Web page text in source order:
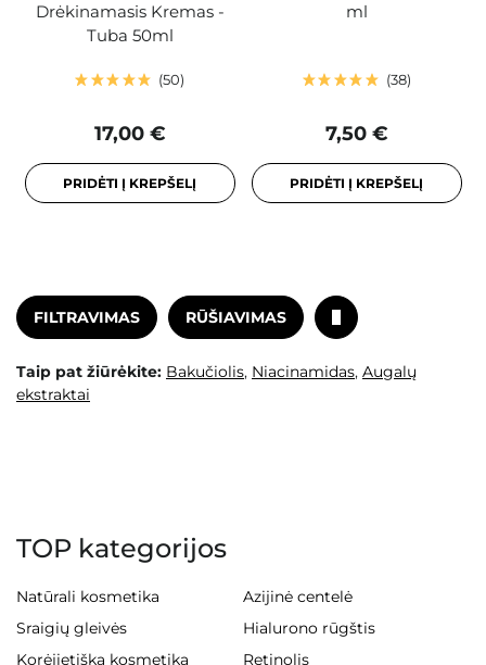
Drėkinamasis Kremas -
Tuba 50ml
50
17,00 €
PRIDĖTI Į KREPŠELĮ
ml
38
7,50 €
PRIDĖTI Į KREPŠELĮ
FILTRAVIMAS RŪŠIAVIMAS
Taip pat žiūrėkite: Bakučiolis, Niacinamidas, Augalų
ekstraktai
TOP kategorijos
Natūrali kosmetika
Azijinė centelė
Sraigių gleivės
Hialurono rūgštis
Korėjietiška kosmetika
Retinolis